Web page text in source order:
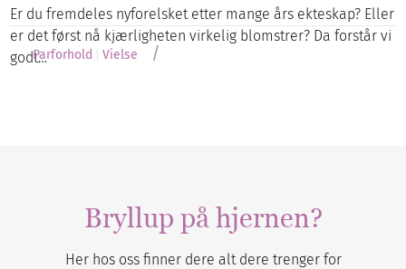
Er du fremdeles nyforelsket etter mange års ekteskap? Eller
er det først nå kjærligheten virkelig blomstrer? Da forstår vi
godt…Parforhold Vielse /
Bryllup på hjernen?
Her hos oss finner dere alt dere trenger for